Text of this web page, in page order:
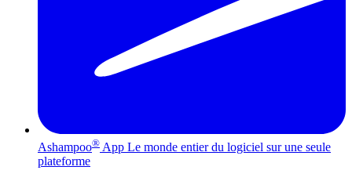
Ashampoo® App Le monde entier du logiciel sur une seule
plateforme